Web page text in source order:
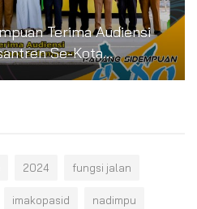
Terima Audiensi
Se-Kota...
2024 fungsi jalan
imakopasid nadimpu